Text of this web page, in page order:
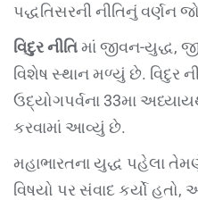
પદ્ધતિસરની નીતિનું વર્ણન
વિદુર નીતિમાં જીવન-યુદ્ધ,
વિશેષ સ્થાન મળ્યું છે. વિદુર
ઉદ્યોગપર્વના 33મા
કરવામાં આવ્યું છે.
મહાભારતના યુદ્ધ પહેલા
વિષયો પર સંવાદ કર્યો